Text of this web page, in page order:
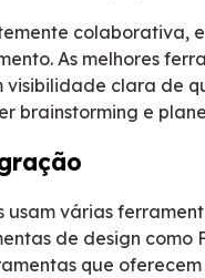
colaborativa,
As melhores
visibilidade clara de
brainstorming e
usam várias
de design
que